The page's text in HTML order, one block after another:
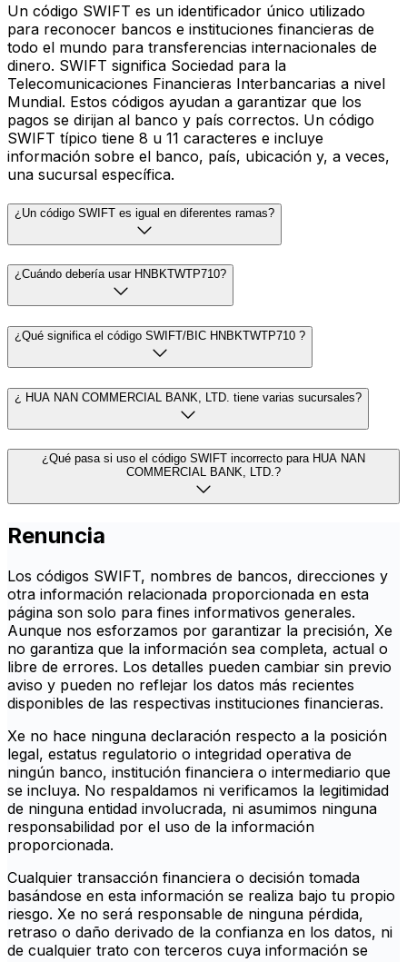
Un código SWIFT es un identificador único utilizado
para reconocer bancos e instituciones financieras de
todo el mundo para transferencias internacionales de
dinero. SWIFT significa Sociedad para la
Telecomunicaciones Financieras Interbancarias a nivel
Mundial. Estos códigos ayudan a garantizar que los
pagos se dirijan al banco y país correctos. Un código
SWIFT típico tiene 8 u 11 caracteres e incluye
información sobre el banco, país, ubicación y, a veces,
una sucursal específica.
¿Un código SWIFT es igual en diferentes ramas?
¿Cuándo debería usar HNBKTWTP710?
¿Qué significa el código SWIFT/BIC HNBKTWTP710 ?
¿ HUA NAN COMMERCIAL BANK, LTD. tiene varias sucursales?
¿Qué pasa si uso el código SWIFT incorrecto para HUA NAN
COMMERCIAL BANK, LTD.?
Renuncia
Los códigos SWIFT, nombres de bancos, direcciones y
otra información relacionada proporcionada en esta
página son solo para fines informativos generales.
Aunque nos esforzamos por garantizar la precisión, Xe
no garantiza que la información sea completa, actual o
libre de errores. Los detalles pueden cambiar sin previo
aviso y pueden no reflejar los datos más recientes
disponibles de las respectivas instituciones financieras.
Xe no hace ninguna declaración respecto a la posición
legal, estatus regulatorio o integridad operativa de
ningún banco, institución financiera o intermediario que
se incluya. No respaldamos ni verificamos la legitimidad
de ninguna entidad involucrada, ni asumimos ninguna
responsabilidad por el uso de la información
proporcionada.
Cualquier transacción financiera o decisión tomada
basándose en esta información se realiza bajo tu propio
riesgo. Xe no será responsable de ninguna pérdida,
retraso o daño derivado de la confianza en los datos, ni
de cualquier trato con terceros cuya información se